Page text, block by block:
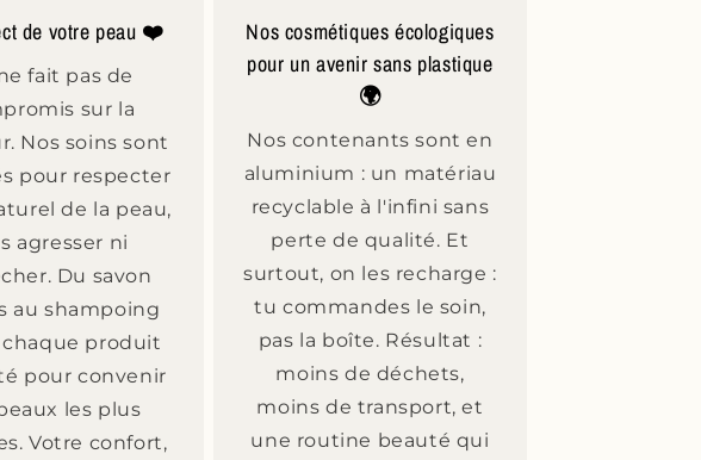
de votre peau ❤️
fait pas de
sur la
Nos soins sont
pour respecter
de la peau,
agresser ni
Du savon
au shampoing
chaque produit
pour convenir
les plus
Votre confort,
Nos cosmétiques écologiques
pour un avenir sans plastique
🌍
Nos contenants sont en
aluminium : un matériau
recyclable à l'infini sans
perte de qualité. Et
surtout, on les recharge :
tu commandes le soin,
pas la boîte. Résultat :
moins de déchets,
moins de transport, et
une routine beauté qui